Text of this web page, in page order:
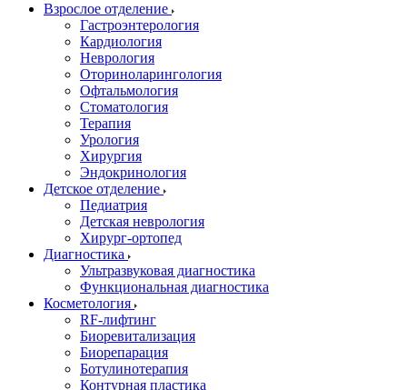
Взрослое отделение
Гастроэнтерология
Кардиология
Неврология
Оториноларингология
Офтальмология
Стоматология
Терапия
Урология
Хирургия
Эндокринология
Детское отделение
Педиатрия
Детская неврология
Хирург-ортопед
Диагностика
Ультразвуковая диагностика
Функциональная диагностика
Косметология
RF-лифтинг
Биоревитализация
Биорепарация
Ботулинотерапия
Контурная пластика